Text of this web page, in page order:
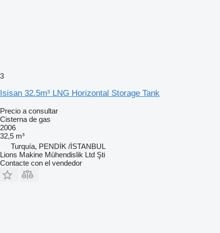
3
Isisan 32.5m³ LNG Horizontal Storage Tank
Precio a consultar
Cisterna de gas
2006
32,5 m³
Turquía, PENDİK /İSTANBUL
Lions Makine Mühendislik Ltd Şti
Contacte con el vendedor